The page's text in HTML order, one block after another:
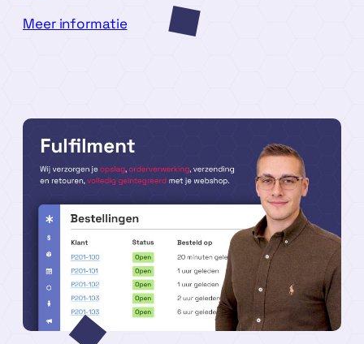
Meer informatie